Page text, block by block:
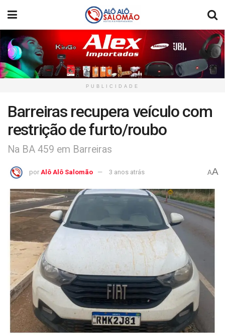
PUBLICIDADE
Barreiras recupera veículo com
restrição de furto/roubo
Na BA 459 em Barreiras
por Alô Alô Salomão 3 anos atrás AA